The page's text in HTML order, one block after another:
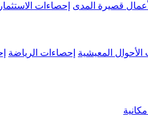
قصيرة المدى إحصاءات الاستثمار
الأحوال المعيشية إحصاءات الرياضة